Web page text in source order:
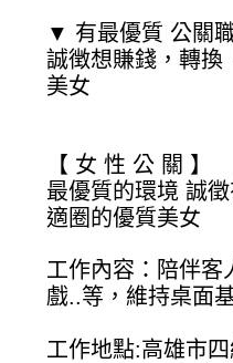
▼ 有最優質 公關
誠徴想賺錢，轉換
美女
【 女 性 公 關 】
最優質的環境 誠
適圈的優質美女
工作內容：陪伴客
戲..等，維持桌面
工作地點:高雄市